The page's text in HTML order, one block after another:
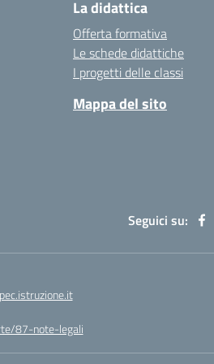
La didattica
Offerta formativa
Le schede didattiche
I progetti delle classi
Mappa del sito
Seguici su:
87-note-legali